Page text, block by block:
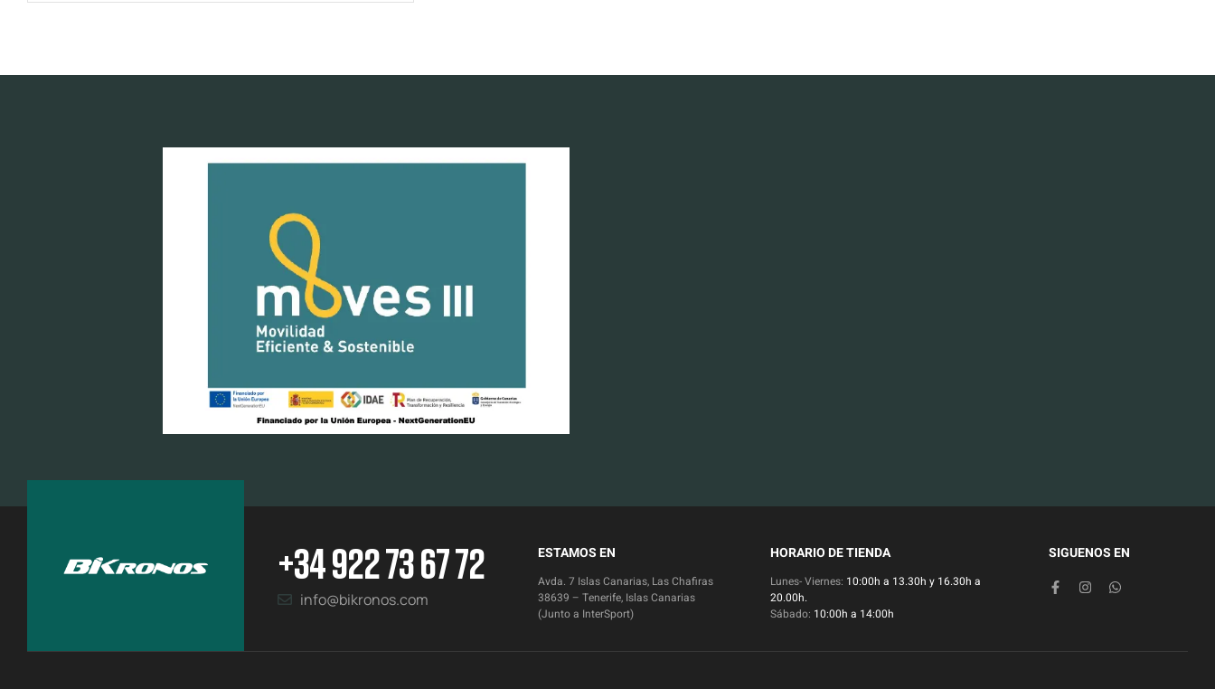
+34 922 73 67 72
info@bikronos.com
ESTAMOS EN
Avda. 7 Islas Canarias, Las Chafiras
38639 – Tenerife, Islas Canarias
(Junto a InterSport)
HORARIO DE TIENDA
Lunes- Viernes: 10:00h a 13.30h y 16.30h a
20.00h.
Sábado: 10:00h a 14:00h
SIGUENOS EN